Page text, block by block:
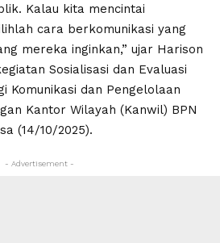
Kalau kita mencintai
cara berkomunikasi yang
mereka inginkan,” ujar Harison
Sosialisasi dan Evaluasi
Komunikasi dan Pengelolaan
Kantor Wilayah (Kanwil) BPN
(14/10/2025).
- Advertisement -